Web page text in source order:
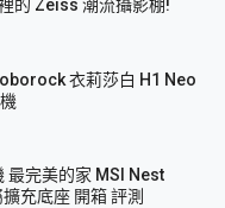
的 Zeiss 潮流攝影棚!
衣莉莎白 H1 Neo
最完美的家 MSI Nest
充底座 開箱 評測